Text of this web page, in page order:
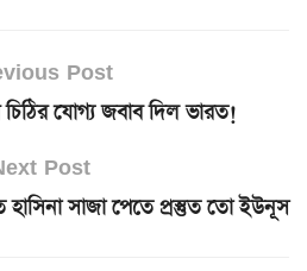
Post
চিঠির যোগ্য জবাব দিল ভারত!
Post
হাসিনা সাজা পেতে প্রস্তুত তো ইউনূস